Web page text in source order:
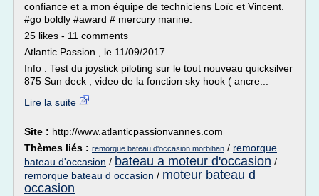
confiance et a mon équipe de techniciens Loïc et Vincent.
#go boldly #award # mercury marine.
25 likes - 11 comments
Atlantic Passion , le 11/09/2017
Info : Test du joystick piloting sur le tout nouveau quicksilver
875 Sun deck , video de la fonction sky hook ( ancre...
Lire la suite
Site : http://www.atlanticpassionvannes.com
Thèmes liés : remorque bateau d'occasion morbihan / remorque
bateau d'occasion / bateau a moteur d'occasion /
remorque bateau d occasion / moteur bateau d
occasion